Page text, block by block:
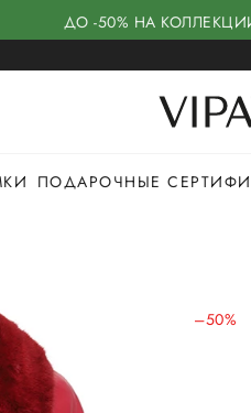
ДО -50% НА
ПОДАРОЧНЫЕ
–50%